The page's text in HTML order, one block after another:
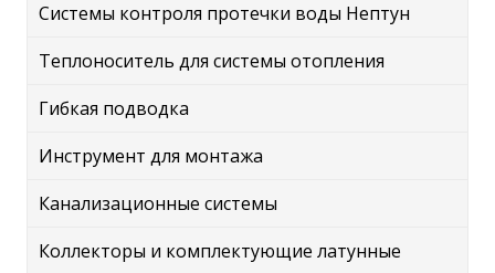
Системы контроля протечки воды Нептун
Теплоноситель для системы отопления
Гибкая подводка
Инструмент для монтажа
Канализационные системы
Коллекторы и комплектующие латунные